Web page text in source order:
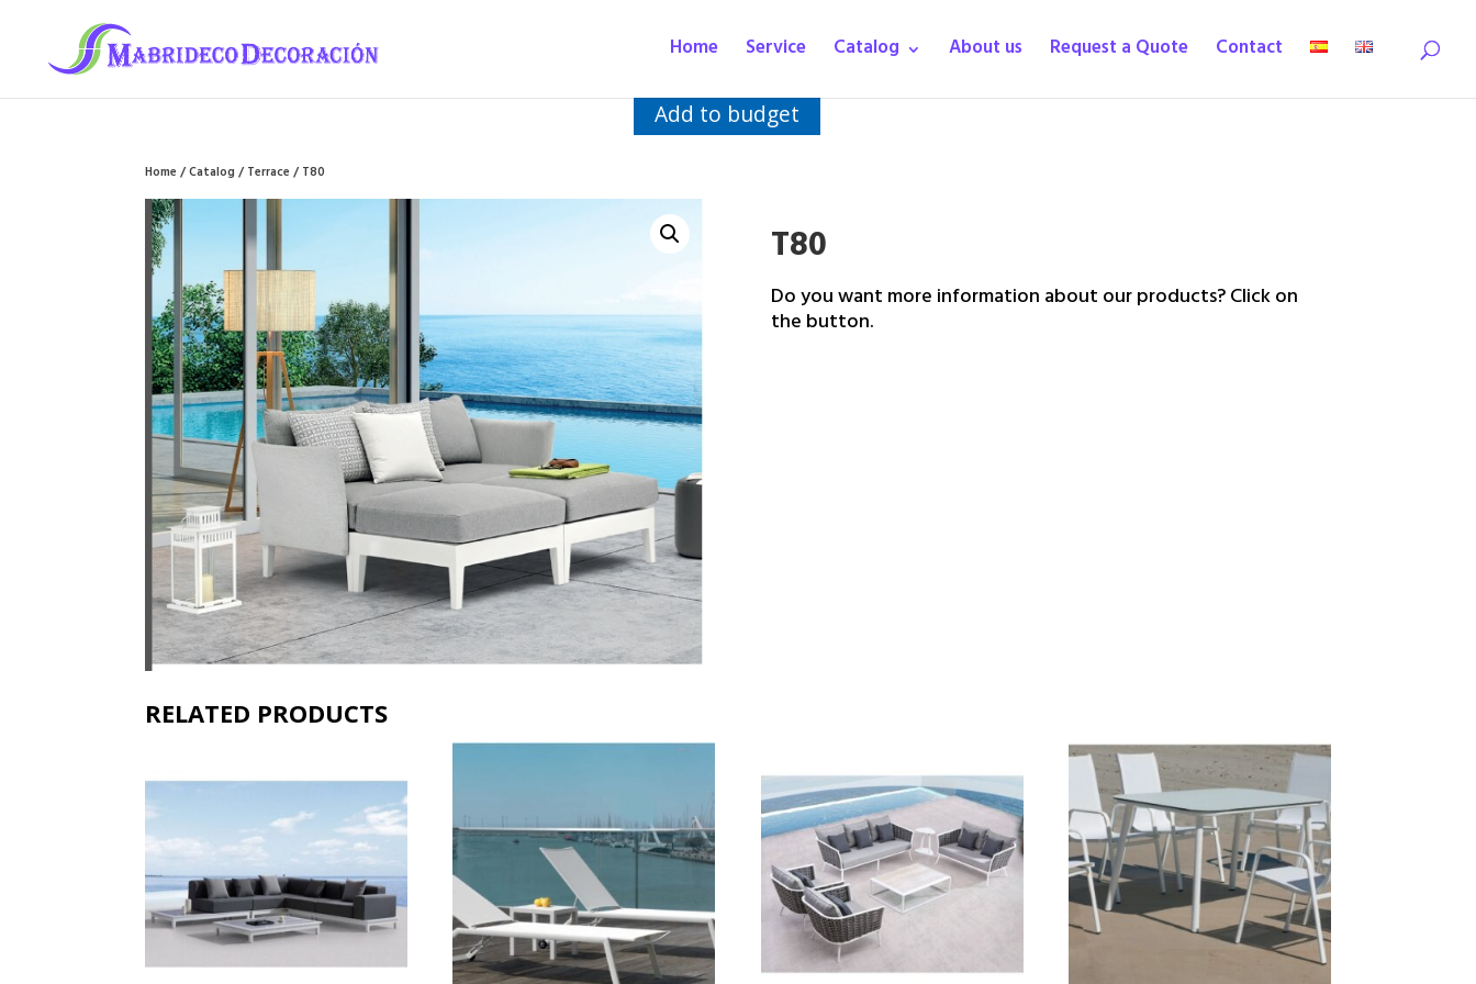
Home Service Catalog About us Request a Quote Contact
Add to budget
Home/Catalog/Terrace/ T80
T80
Do you want more information about our products? Click on
the button.
RELATED PRODUCTS